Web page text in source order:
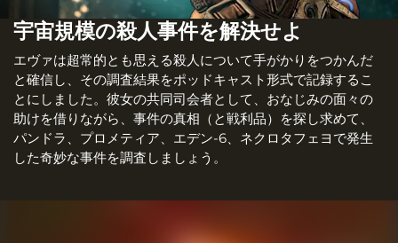
宇宙規模の殺人事件を解決せよ
エヴァは超常的とも思える殺人について手がかりをつかんだ
と確信し、その調査結果をポッドキャスト形式で記録するこ
とにしました。彼女の共同司会者として、おなじみの面々の
助けを借りながら、事件の真相（と戦利品）を探し求めて、
パンドラ、プロメティア、エデン-6、ネクロタフェヨで発生
した奇妙な事件を調査しましょう。